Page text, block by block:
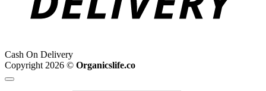
Cash On Delivery
Copyright 2026 © Organicslife.co